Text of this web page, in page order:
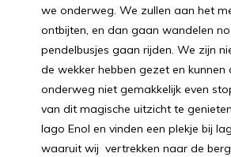
we onderweg. We zullen aan het
ontbijten, en dan gaan wandelen
pendelbusjes gaan rijden. We zijn
de wekker hebben gezet en
onderweg niet gemakkelijk even
van dit magische uitzicht te
lago Enol en vinden een plekje bij
waaruit wij vertrekken naar de